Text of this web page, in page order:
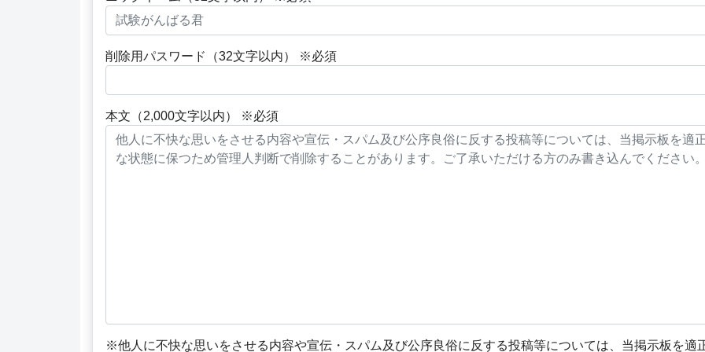
削除用パスワード（32文字以内） ※必須
本文（2,000文字以内） ※必須
※他人に不快な思いをさせる内容や宣伝・スパム及び公序良俗に反する投稿等については、当掲示板を適